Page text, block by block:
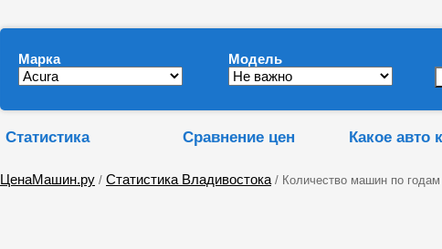
Марка Модель
Статистика Сравнение цен Какое авто
ЦенаМашин.ру / Статистика Владивостока/ Количество машин по годам